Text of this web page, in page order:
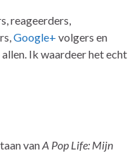
reageerders,
Google+ volgers en
Ik waardeer het echt
vanA Pop Life: Mijn